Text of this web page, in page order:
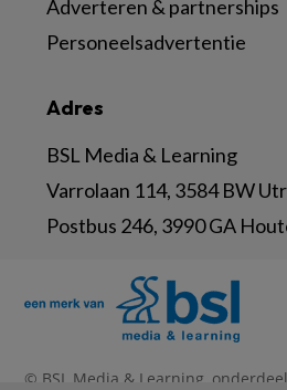
Adres
BSL Media & Learning
Varrolaan 114, 3584 BW
Postbus 246, 3990 GA
Adverteren & partnerships
Personeelsadvertentie
© BSL Media & Learning,